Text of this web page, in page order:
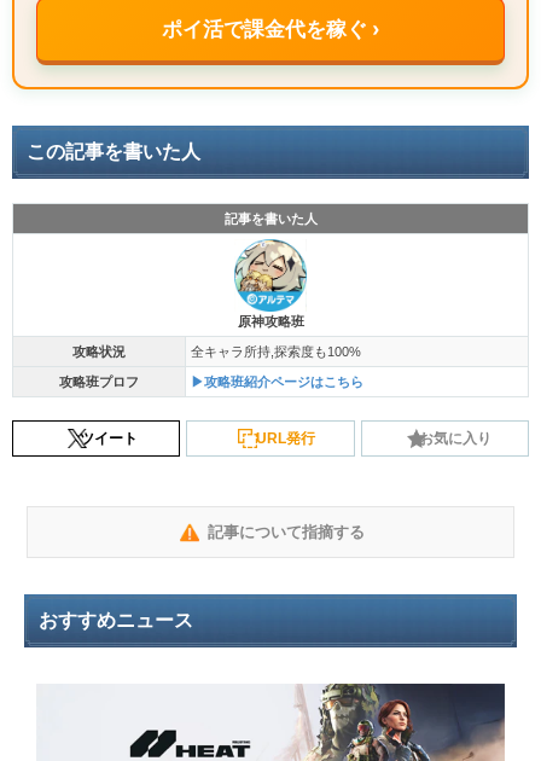
ポイ活で課金代を稼ぐ ›
この記事を書いた人
記事を書いた人
原神攻略班
攻略状況 全キャラ所持,探索度も100%
攻略班プロフ ▶攻略班紹介ページはこちら
ツイート URL発行 お気に入り
記事について指摘する
おすすめニュース